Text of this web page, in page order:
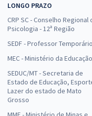
LONGO PRAZO
CRP SC - Conselho Regional
Psicologia - 12ª Região
SEDF - Professor Temporário
MEC - Ministério da Educação
SEDUC/MT - Secretaria de
Estado de Educação,
Lazer do estado de Mato
Grosso